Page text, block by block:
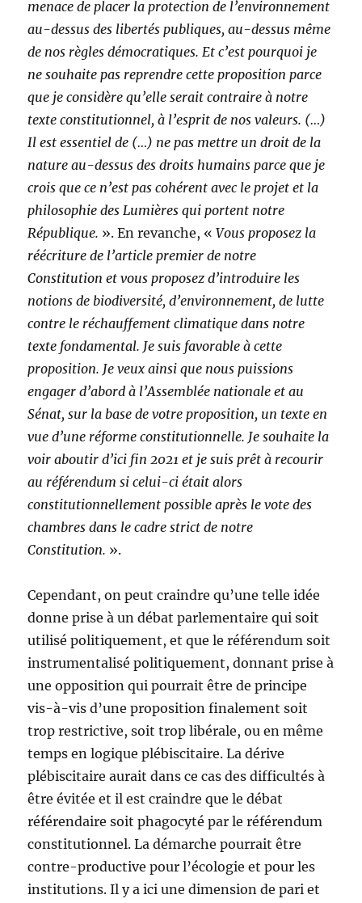
menace de placer la protection de l’environnement
au-dessus des libertés publiques, au-dessus même
de nos règles démocratiques. Et c’est pourquoi je
ne souhaite pas reprendre cette proposition parce
que je considère qu’elle serait contraire à notre
texte constitutionnel, à l’esprit de nos valeurs. (…)
Il est essentiel de (…) ne pas mettre un droit de la
nature au-dessus des droits humains parce que je
crois que ce n’est pas cohérent avec le projet et la
philosophie des Lumières qui portent notre
République. ». En revanche, «Vous proposez la
réécriture de l’article premier de notre
Constitution et vous proposez d’introduire les
notions de biodiversité, d’environnement, de lutte
contre le réchauffement climatique dans notre
texte fondamental. Je suis favorable à cette
proposition. Je veux ainsi que nous puissions
engager d’abord à l’Assemblée nationale et au
Sénat, sur la base de votre proposition, un texte en
vue d’une réforme constitutionnelle. Je souhaite la
voir aboutir d’ici fin 2021 et je suis prêt à recourir
au référendum si celui-ci était alors
constitutionnellement possible après le vote des
chambres dans le cadre strict de notre
Constitution. ».
Cependant, on peut craindre qu’une telle idée
donne prise à un débat parlementaire qui soit
utilisé politiquement, et que le référendum soit
instrumentalisé politiquement, donnant prise à
une opposition qui pourrait être de principe
vis-à-vis d’une proposition finalement soit
trop restrictive, soit trop libérale, ou en même
temps en logique plébiscitaire. La dérive
plébiscitaire aurait dans ce cas des difficultés à
être évitée et il est craindre que le débat
référendaire soit phagocyté par le référendum
constitutionnel. La démarche pourrait être
contre-productive pour l’écologie et pour les
institutions. Il y a ici une dimension de pari et